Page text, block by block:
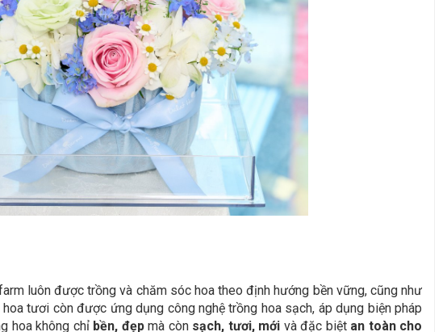
luôn được trồng và chăm sóc hoa theo định hướng bền vững, cũng như
tươi còn được ứng dụng công nghệ trồng hoa sạch, áp dụng biện pháp
hoa không chỉ bền, đẹpmà còn sạch, tươi, mới và đặc biệt an toàn cho